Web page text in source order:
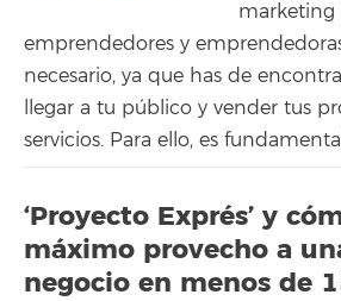
marketing
emprendedores y
necesario, ya que has de
llegar a tu público y vender tus
servicios. Para ello, es
‘Proyecto Exprés’ y
máximo provecho a
negocio en menos de